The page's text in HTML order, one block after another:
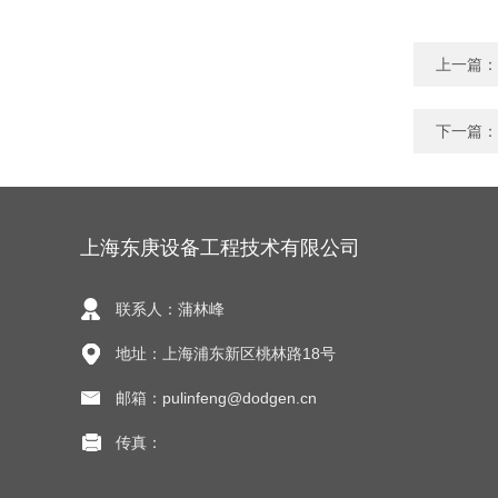
上一篇：
下一篇：
上海东庚设备工程技术有限公司
联系人：蒲林峰
地址：上海浦东新区桃林路18号
邮箱：pulinfeng@dodgen.cn
传真：